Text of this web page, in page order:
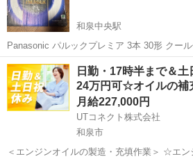
和泉中央駅
Panasonic パルックプレミア 3本 30形 クール色 HITACHIきらり
ラス 1本 30形 きらりD色 セットで購入も30形だけ余ってしまってます
使わないのでどなたかよろしくお願いします
大阪 和泉市 和泉中央駅 生活家電
日勤・17時半まで＆
24万円可☆オイルの
月給227,000円
UTコネクト株式会社
和泉市
＜エンジンオイルの製造・充填作業＞ ☆エン